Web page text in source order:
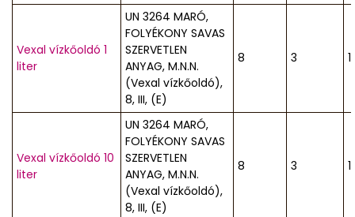
Vexal vízkőoldó 1
liter
UN 3264 MARÓ,
FOLYÉKONY SAVAS
SZERVETLEN
ANYAG, M.N.N.
(Vexal vízkőoldó),
8, III, (E)
8 3
Vexal vízkőoldó 10
liter
UN 3264 MARÓ,
FOLYÉKONY SAVAS
SZERVETLEN
ANYAG, M.N.N.
(Vexal vízkőoldó),
8, III, (E)
8 3